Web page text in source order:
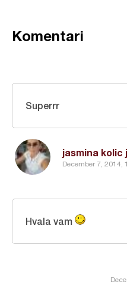
Komentari
jasmina kolic
December 7, 2014,
Superrr
Hvala vam